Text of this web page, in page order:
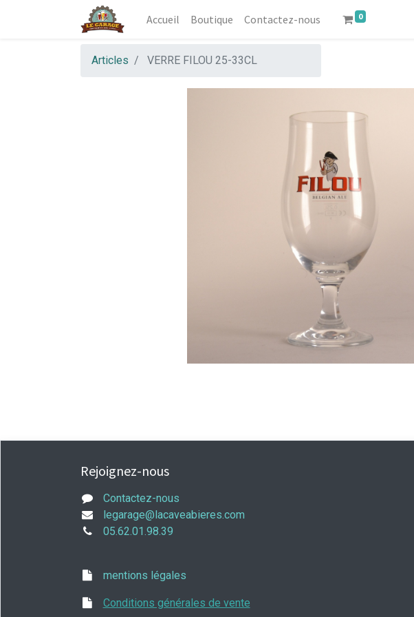
Accueil Boutique Contactez-nous 0
Articles VERRE FILOU 25-33CL
Rejoignez-nous
Contactez-nous
legarage@lacaveabieres.com
05.62.01.98.39
mentions légales
Conditions générales de vente